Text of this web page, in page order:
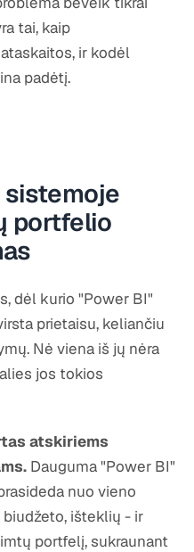
tai, kaip
ir kodėl
padėtį.
sistemoje
portfelio
dėl kurio "Power BI"
prietaisu, keliančiu
Nė viena iš jų nėra
jos tokios
atskiriems
Dauguma "Power BI"
nuo vieno
išteklių - ir
portfelį, sukraunant